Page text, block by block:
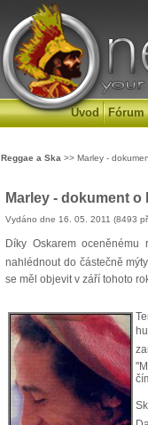
Úvod Fórum
Reggae a Ska >> Marley -
Marley - dokument o
Vydáno dne 16. 05. 2011 (8493
Díky Oskarem oceněnému
nahlédnout do částečně
se měl objevit v září tohoto